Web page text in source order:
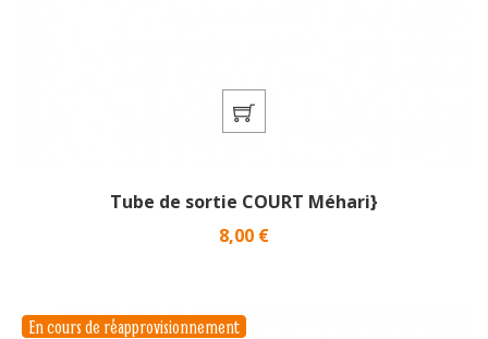
Tube de sortie COURT Méhari}
Prix
8,00 €
En cours de réapprovisionnement